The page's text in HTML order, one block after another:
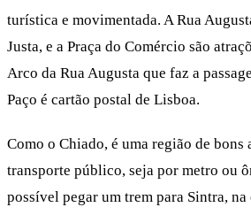
turística e movimentada. A Rua
Justa, e a Praça do Comércio são
Arco da Rua Augusta que faz a
Paço é cartão postal de Lisboa.
Como o Chiado, é uma região de bons
transporte público, seja por metro ou
possível pegar um trem para Sintra, na